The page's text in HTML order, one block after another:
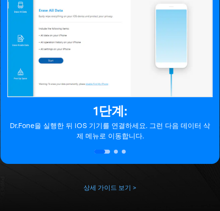
기기를 연결하세요. 그런 다음 데이터 삭
데이터 삭제에 사
상세 가이드 보기 >